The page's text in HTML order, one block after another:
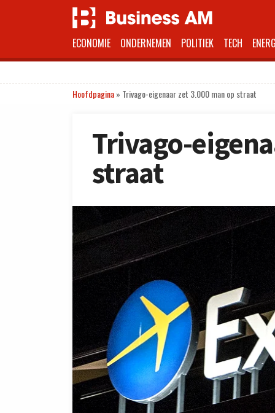
ECONOMIE ONDERNEMEN POLITIEK TECH
Hoofdpagina» Trivago-eigenaar zet 3.000 man op straat
Trivago-
straat